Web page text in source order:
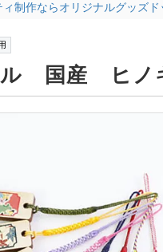
制作ならオリジナルグッズド
ル 国産 ヒ